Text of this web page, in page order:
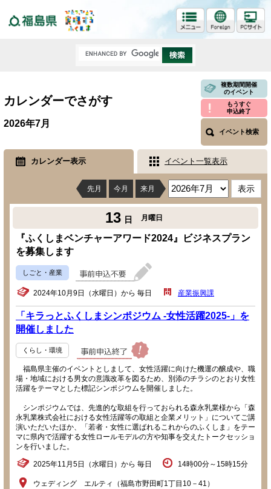
カレンダーでさがす
複数期間開催
のイベント
もうすぐ
申込終了
イベント検索
2026年7月
カレンダー表示 イベント一覧表示
先月 今月 来月
13 日 月曜日
『ふくしまベンチャーアワード2024』ビジネスプラン
を募集します
しごと・産業
2024年10月9日（水曜日）から 毎日 産業振興課
「キラっとふくしまシンポジウム -女性活躍2025-」を
開催しました
くらし・環境
福島県主催のイベントとしまして、女性活躍に向けた機運の醸成や、職
場・地域における男女の意識改革を図るため、別添のチラシのとおり女性
活躍をテーマとした標記シンポジウムを開催しました。
シンポジウムでは、先進的な取組を行っておられる森永乳業様から「森
永乳業株式会社における女性活躍等の取組と企業メリット」についてご講
演いただいたほか、「若者・女性に選ばれるこれからのふくしま」をテー
マに県内で活躍する女性ロールモデルの方や知事を交えたトークセッショ
ンを行いました。
2025年11月5日（水曜日）から 毎日 14時00分～15時15分
ウェディング エルティ（福島市野田町1丁目10－41）